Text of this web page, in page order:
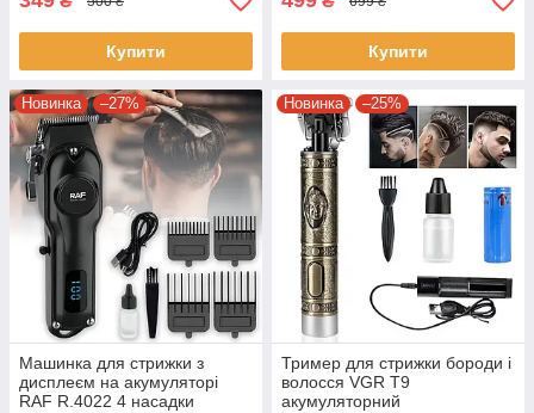
Купити Купити
Новинка –27%
Машинка для стрижки з
дисплеєм на акумуляторі
RAF R.4022 4 насадки
Новинка –25%
Тример для стрижки бороди і
волосся VGR T9
акумуляторний